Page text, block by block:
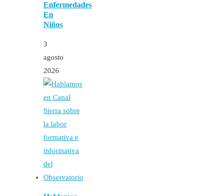
Enfermedades
En
Niños
3
agosto
2026